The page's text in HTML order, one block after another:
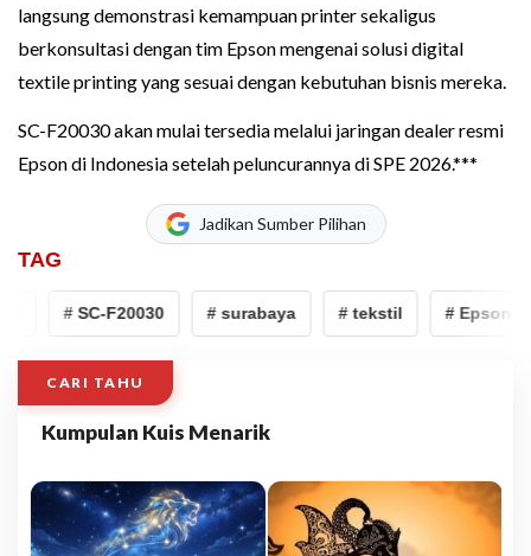
langsung demonstrasi kemampuan printer sekaligus
berkonsultasi dengan tim Epson mengenai solusi digital
textile printing yang sesuai dengan kebutuhan bisnis mereka.
SC-F20030 akan mulai tersedia melalui jaringan dealer resmi
Epson di Indonesia setelah peluncurannya di SPE 2026.***
Jadikan Sumber Pilihan
TAG
# SC-F20030 # surabaya # tekstil # Epson
CARI TAHU
Kumpulan Kuis Menarik